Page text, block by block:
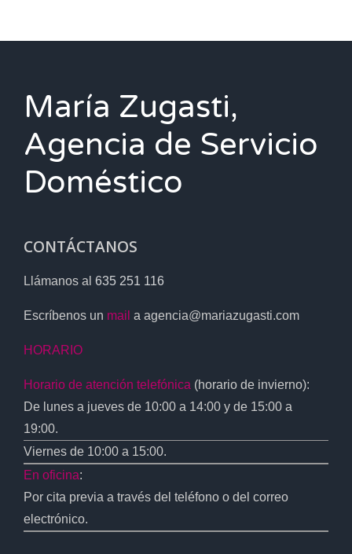
María Zugasti,
Agencia de Servicio
Doméstico
CONTÁCTANOS
Llámanos al 635 251 116
Escríbenos un mail a agencia@mariazugasti.com
HORARIO
Horario de atención telefónica (horario de invierno):
De lunes a jueves de 10:00 a 14:00 y de 15:00 a
19:00.
Viernes de 10:00 a 15:00.
En oficina:
Por cita previa a través del teléfono o del correo
electrónico.